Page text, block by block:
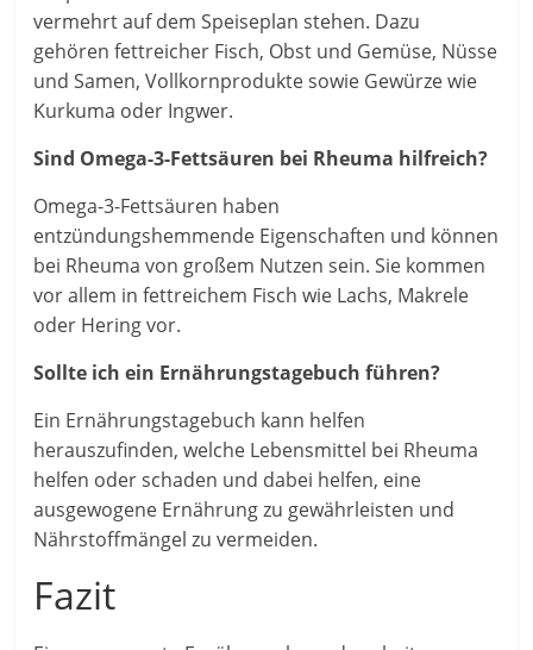
vermehrt auf dem Speiseplan stehen. Dazu
gehören fettreicher Fisch, Obst und Gemüse, Nüsse
und Samen, Vollkornprodukte sowie Gewürze wie
Kurkuma oder Ingwer.
Sind Omega-3-Fettsäuren bei Rheuma hilfreich?
Omega-3-Fettsäuren haben
entzündungshemmende Eigenschaften und können
bei Rheuma von großem Nutzen sein. Sie kommen
vor allem in fettreichem Fisch wie Lachs, Makrele
oder Hering vor.
Sollte ich ein Ernährungstagebuch führen?
Ein Ernährungstagebuch kann helfen
herauszufinden, welche Lebensmittel bei Rheuma
helfen oder schaden und dabei helfen, eine
ausgewogene Ernährung zu gewährleisten und
Nährstoffmängel zu vermeiden.
Fazit